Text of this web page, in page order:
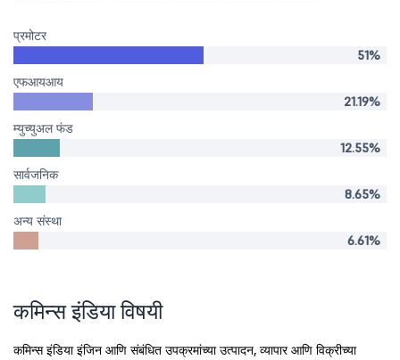
प्रमोटर
51%
एफआयआय
21.19%
म्युच्युअल फंड
12.55%
सार्वजनिक
8.65%
अन्य संस्था
6.61%
कमिन्स इंडिया विषयी
कमिन्स इंडिया इंजिन आणि संबंधित उपक्रमांच्या उत्पादन, व्यापार आणि विक्रीच्या